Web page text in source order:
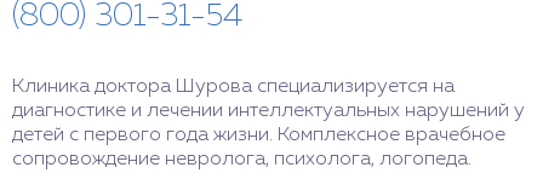
(800) 301-31-54
Клиника доктора Шурова специализируется на
диагностике и лечении интеллектуальных нарушений у
детей с первого года жизни. Комплексное врачебное
сопровождение невролога, психолога, логопеда.